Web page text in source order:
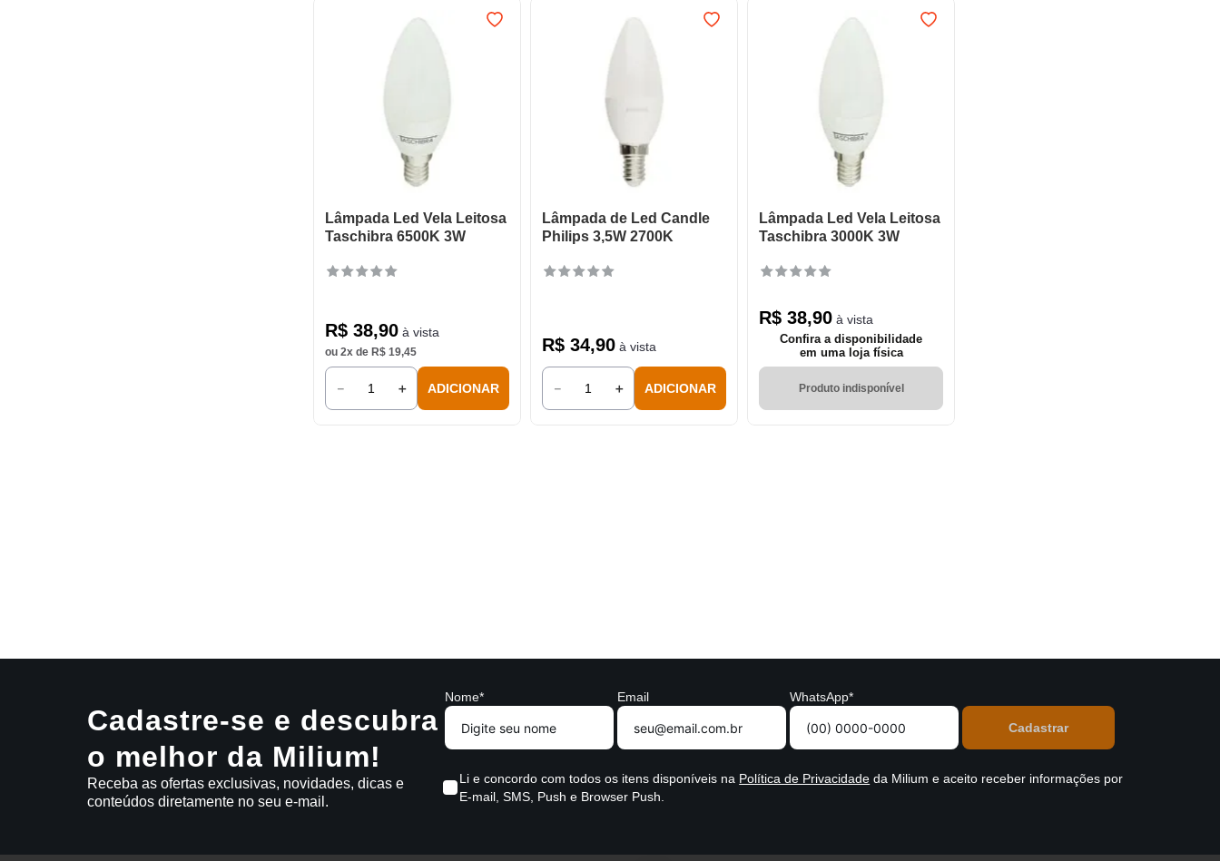
Lâmpada Led Vela Leitosa
Taschibra 6500K 3W
R$ 38,90à vista
ou 2x de R$ 19,45
＋
－ ADICIONAR
Lâmpada de Led Candle
Philips 3,5W 2700K
R$ 34,90à vista
＋
－ ADICIONAR
Lâmpada Led Vela Leitosa
Taschibra 3000K 3W
R$ 38,90à vista
Confira a disponibilidade
em uma loja física
Produto indisponível
Cadastre-se e descubra
o melhor da Milium!
Receba as ofertas exclusivas, novidades, dicas e
conteúdos diretamente no seu e-mail.
Nome* Email WhatsApp*
Li e concordo com todos os itens disponíveis na Política de Privacidade da Milium e aceito receber informações por
E-mail, SMS, Push e Browser Push.